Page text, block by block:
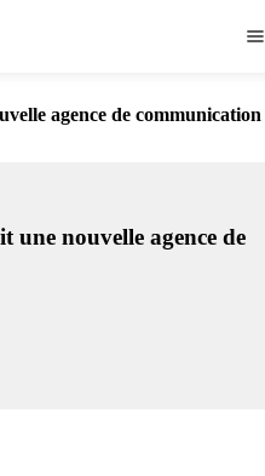
agence de communication
une nouvelle agence de